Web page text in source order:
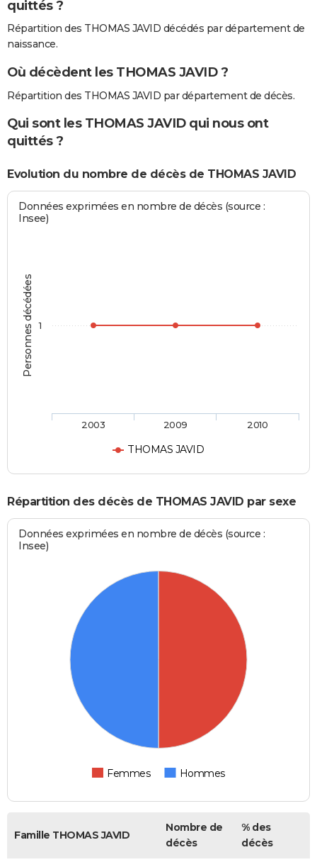
quittés ?
Répartition des THOMAS JAVID décédés par département de
naissance.
Où décèdent les THOMAS JAVID ?
Répartition des THOMAS JAVID par département de décès.
Qui sont les THOMAS JAVID qui nous ont
quittés ?
Evolution du nombre de décès de THOMAS JAVID
Personnes décédées
Données exprimées en nombre de décès (source :
Insee)
THOMAS JAVID
2003 2009 2010
1
Répartition des décès de THOMAS JAVID par sexe
Données exprimées en nombre de décès (source :
Insee)
Femmes Hommes
Famille THOMAS JAVID
Nombre de
décès
% des
décès